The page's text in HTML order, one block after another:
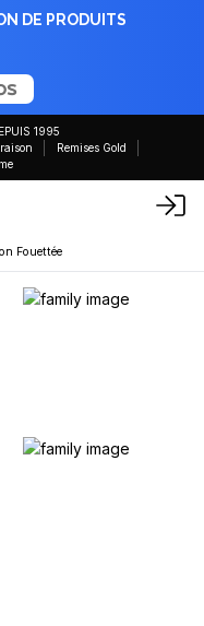
DE PRODUITS
1995
Remises Gold
Fouettée